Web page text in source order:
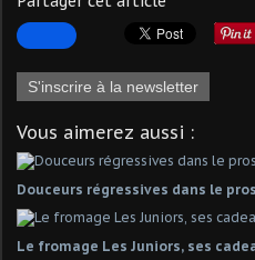
S'inscrire à la newsletter
Vous aimerez aussi :
Douceurs régressives dans le
Le fromage Les Juniors, ses